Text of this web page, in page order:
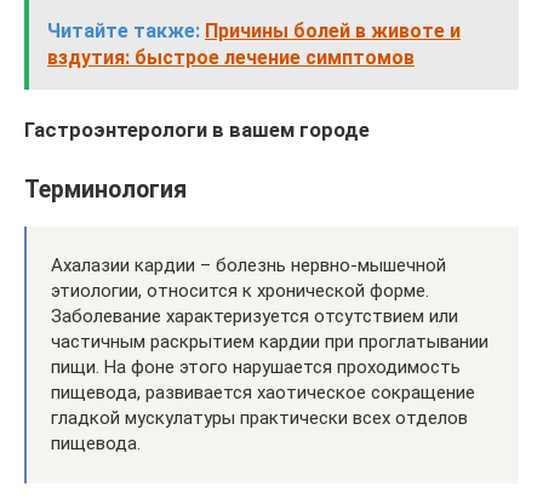
Читайте также: Причины болей в животе и
вздутия: быстрое лечение симптомов
Гастроэнтерологи в вашем городе
Терминология
Ахалазии кардии – болезнь нервно-мышечной
этиологии, относится к хронической форме.
Заболевание характеризуется отсутствием или
частичным раскрытием кардии при проглатывании
пищи. На фоне этого нарушается проходимость
пищевода, развивается хаотическое сокращение
гладкой мускулатуры практически всех отделов
пищевода.